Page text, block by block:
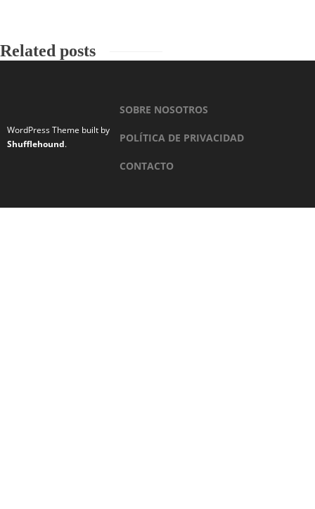
Related posts
WordPress Theme built by
Shufflehound.
SOBRE NOSOTROS
POLÍTICA DE PRIVACIDAD
CONTACTO